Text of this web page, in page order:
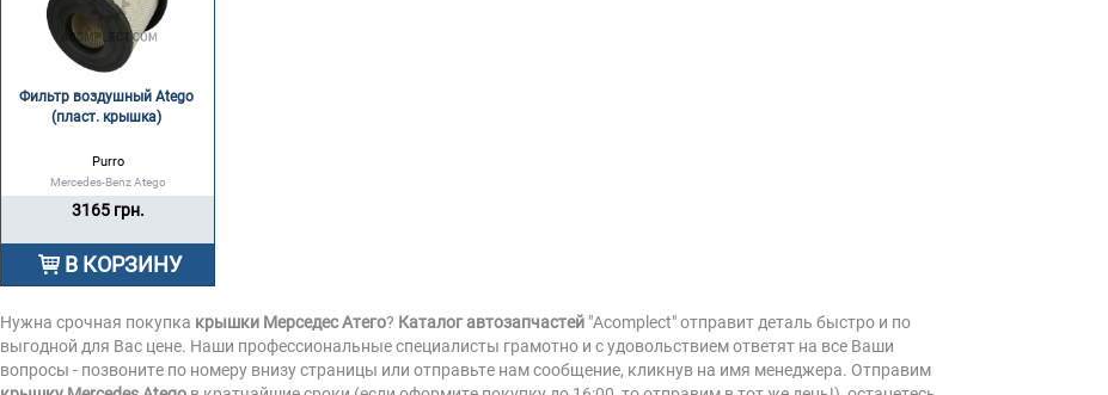
Фильтр воздушный Atego
(пласт. крышка)
Purro
Mercedes-Benz Atego
3165 грн.
В КОРЗИНУ
Нужна срочная покупка крышки Мерседес Атего? Каталог автозапчастей "Acomplect" отправит деталь быстро и по
выгодной для Вас цене. Наши профессиональные специалисты грамотно и с удовольствием ответят на все Ваши
вопросы - позвоните по номеру внизу страницы или отправьте нам сообщение, кликнув на имя менеджера. Отправим